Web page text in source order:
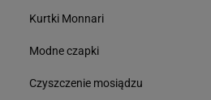
Kurtki Monnari
Modne czapki
Czyszczenie mosiądzu